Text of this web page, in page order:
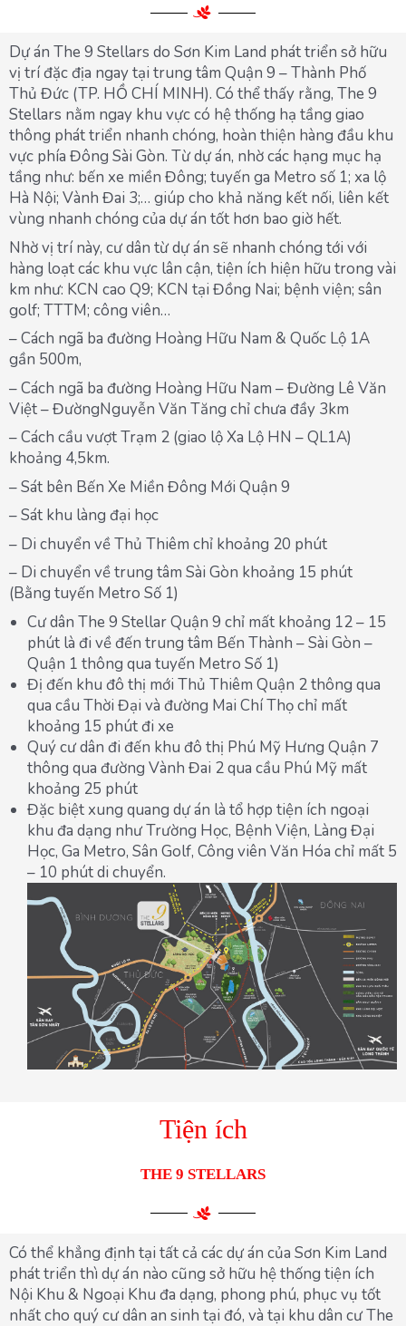
Dự án The 9 Stellars do Sơn Kim Land phát triển sở hữu
vị trí đặc địa ngay tại trung tâm Quận 9 – Thành Phố
Thủ Đức (TP. HỒ CHÍ MINH). Có thể thấy rằng, The 9
Stellars nằm ngay khu vực có hệ thống hạ tầng giao
thông phát triển nhanh chóng, hoàn thiện hàng đầu khu
vực phía Đông Sài Gòn. Từ dự án, nhờ các hạng mục hạ
tầng như: bến xe miền Đông; tuyến ga Metro số 1; xa lộ
Hà Nội; Vành Đai 3;… giúp cho khả năng kết nối, liên kết
vùng nhanh chóng của dự án tốt hơn bao giờ hết.
Nhờ vị trí này, cư dân từ dự án sẽ nhanh chóng tới với
hàng loạt các khu vực lân cận, tiện ích hiện hữu trong vài
km như: KCN cao Q9; KCN tại Đồng Nai; bệnh viện; sân
golf; TTTM; công viên…
– Cách ngã ba đường Hoàng Hữu Nam & Quốc Lộ 1A
gần 500m,
– Cách ngã ba đường Hoàng Hữu Nam – Đường Lê Văn
Việt – ĐườngNguyễn Văn Tăng chỉ chưa đầy 3km
– Cách cầu vượt Trạm 2 (giao lộ Xa Lộ HN – QL1A)
khoảng 4,5km.
– Sát bên Bến Xe Miền Đông Mới Quận 9
– Sát khu làng đại học
– Di chuyển về Thủ Thiêm chỉ khoảng 20 phút
– Di chuyển về trung tâm Sài Gòn khoảng 15 phút
(Bằng tuyến Metro Số 1)
Cư dân The 9 Stellar Quận 9 chỉ mất khoảng 12 – 15
phút là đi về đến trung tâm Bến Thành – Sài Gòn –
Quận 1 thông qua tuyến Metro Số 1)
Đị đến khu đô thị mới Thủ Thiêm Quận 2 thông qua
qua cầu Thời Đại và đường Mai Chí Thọ chỉ mất
khoảng 15 phút đi xe
Quý cư dân đi đến khu đô thị Phú Mỹ Hưng Quận 7
thông qua đường Vành Đai 2 qua cầu Phú Mỹ mất
khoảng 25 phút
Đặc biệt xung quang dự án là tổ hợp tiện ích ngoại
khu đa dạng như Trường Học, Bệnh Viện, Làng Đại
Học, Ga Metro, Sân Golf, Công viên Văn Hóa chỉ mất 5
– 10 phút di chuyển.
Tiện ích
THE 9 STELLARS
Có thể khẳng định tại tất cả các dự án của Sơn Kim Land
phát triển thì dự án nào cũng sở hữu hệ thống tiện ích
Nội Khu & Ngoại Khu đa dạng, phong phú, phục vụ tốt
nhất cho quý cư dân an sinh tại đó, và tại khu dân cư The